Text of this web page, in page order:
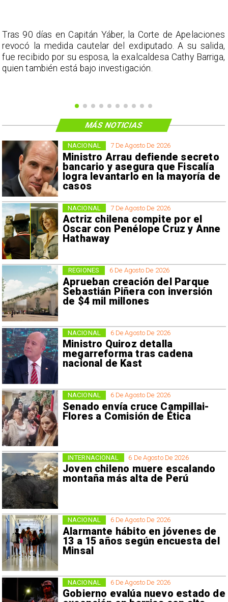
Tras 90 días en Capitán Yáber, la Corte de Apelaciones
revocó la medida cautelar del exdiputado. A su salida,
fue recibido por su esposa, la exalcaldesa Cathy Barriga,
quien también está bajo investigación.
7 De Agosto De 2026
Ministro Arrau defiende secreto
bancario y asegura que Fiscalía
logra levantarlo en la mayoría de
casos
NACIONAL
7 De Agosto De 2026
Actriz chilena compite por el
Oscar con Penélope Cruz y Anne
Hathaway
NACIONAL
6 De Agosto De 2026
Aprueban creación del Parque
Sebastián Piñera con inversión
de $4 mil millones
REGIONES
6 De Agosto De 2026
Ministro Quiroz detalla
megarreforma tras cadena
nacional de Kast
NACIONAL
6 De Agosto De 2026
Senado envía cruce Campillai-
Flores a Comisión de Ética
NACIONAL
6 De Agosto De 2026
Joven chileno muere escalando
montaña más alta de Perú
INTERNACIONAL
6 De Agosto De 2026
Alarmante hábito en jóvenes de
13 a 15 años según encuesta del
Minsal
NACIONAL
6 De Agosto De 2026
Gobierno evalúa nuevo estado de
NACIONAL
MÁS NOTICIAS